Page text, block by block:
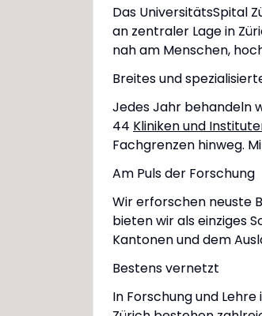
Das UniversitätsSpital
an zentraler Lage in
nah am Menschen,
Breites und
Jedes Jahr behandeln
44 Kliniken und
Fachgrenzen hinweg.
Am Puls der Forschung
Wir erforschen neuste
bieten wir als einziges
Kantonen und dem
Bestens vernetzt
In Forschung und